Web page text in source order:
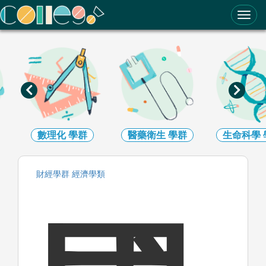
ColleGo! 大學選才與高中育才輔助系統
數理化學群 醫藥衛生 學群 生命科學
財經學群 經濟學類